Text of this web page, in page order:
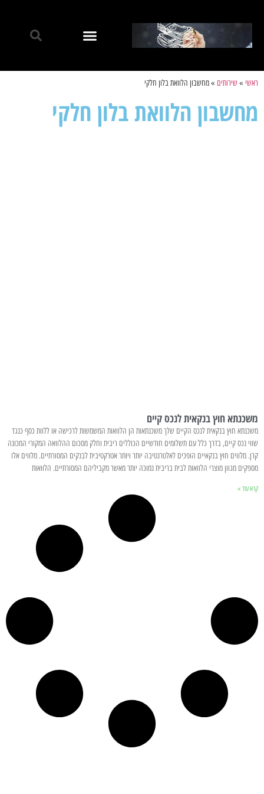
ראשי »שירותים »מחשבון הלוואת בלון חלקי
מחשבון הלוואת בלון חלקי
משכנתא חוץ בנקאית לנכס קיים
משכנתא חוץ בנקאית לנכס הקיים שלך משכנתאות הן הלוואות המשמשות לרכישה או ללוות כסף כנגד
שווי נכס קיים, בדרך כלל עם תשלומים חודשיים הכוללים ריבית וחלק מסכום ההלוואה המקורי המכונה
קרן. מלווים חוץ בנקאיים הופכים לאלטרנטיבה יותר ויותר אטרקטיבית לבנקים המסורתיים. מלווים אלו
מספקים מגוון מוצרי הלוואות לבית בריבית נמוכה יותר מאשר מקביליהם המסורתיים. הלוואות
קרא עוד »